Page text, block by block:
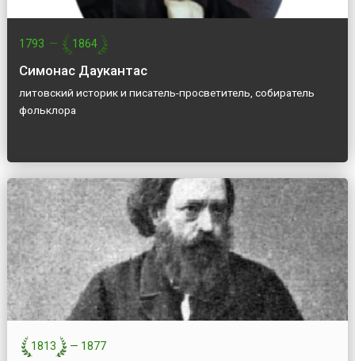
1793 — 1864
Симонас Даукантас
литовский историк и писатель-просветитель, собиратель
фольклора
1813 — 1877